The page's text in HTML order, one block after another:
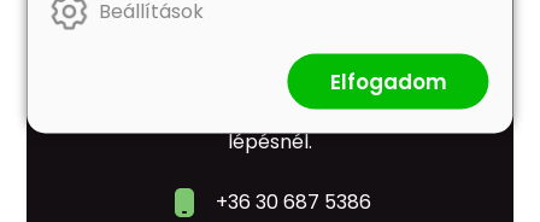
Fedezd fel a Collonil prémium cipőtisztító,
ápoló és impregnáló termékeit! Hosszan tartó
védelem és makulátlan megjelenés minden
lépésnél.
+36 30 687 5386
Beállítások
Elfogadom